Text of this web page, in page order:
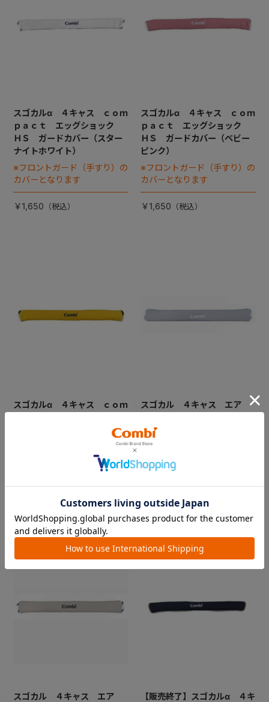
スゴカルα ４キャス ｃｏｍ
ｐａｃｔ エッグショック
ＨＳ ガードカバー（スター
ナイトホワイト）
※フロントガード（手すり）の
カバーとなります
￥1,650
スゴカルα ４キャス ｃｏｍ
ｐａｃｔ エッグショック
ＨＳ ガードカバー（ベビー
ピンク）
※フロントガード（手すり）の
カバーとなります
￥1,650
スゴカルα ４キャス ｃｏｍ
ＨＳ ガードカバー（ハニー
※フロントガード（手すり）の
スゴカル ４キャス エア
ガードカバー（ライトグレ
ー）
※フロントガード（手すり）の
カバーとなります
￥1,650
スゴカル ４キャス エア
【販売終了】スゴカルα ４キ